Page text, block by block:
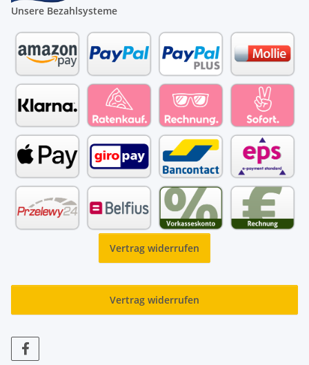
Unsere Bezahlsysteme
Vertrag widerrufen
Vertrag widerrufen